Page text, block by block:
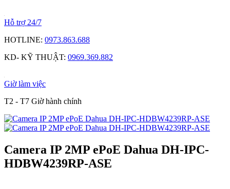
Hỗ trợ 24/7
HOTLINE: 0973.863.688
KD- KỸ THUẬT: 0969.369.882
Giờ làm việc
T2 - T7 Giờ hành chính
Camera IP 2MP ePoE Dahua DH-IPC-
HDBW4239RP-ASE